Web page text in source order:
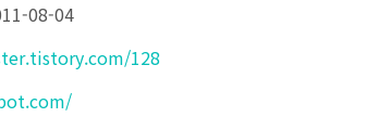
08-04
128